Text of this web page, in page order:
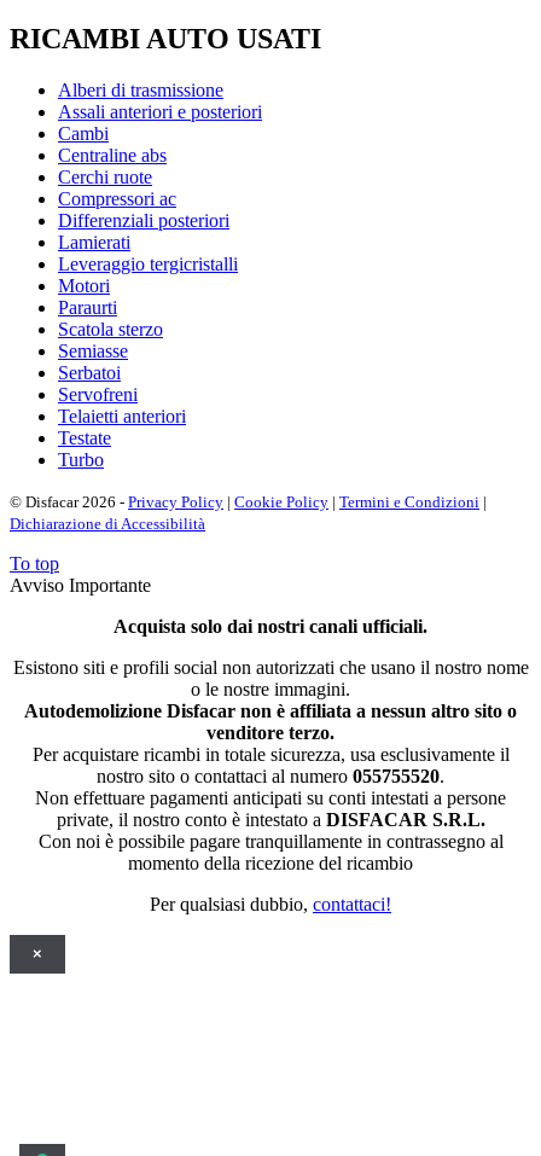
RICAMBI AUTO USATI
Alberi di trasmissione
Assali anteriori e posteriori
Cambi
Centraline abs
Cerchi ruote
Compressori ac
Differenziali posteriori
Lamierati
Leveraggio tergicristalli
Motori
Paraurti
Scatola sterzo
Semiasse
Serbatoi
Servofreni
Telaietti anteriori
Testate
Turbo
© Disfacar 2026 - Privacy Policy | Cookie Policy | Termini e Condizioni |
Dichiarazione di Accessibilità
To top
Avviso Importante
Acquista solo dai nostri canali ufficiali.
Esistono siti e profili social non autorizzati che usano il nostro nome
o le nostre immagini.
Autodemolizione Disfacar non è affiliata a nessun altro sito o
venditore terzo.
Per acquistare ricambi in totale sicurezza, usa esclusivamente il
nostro sito o contattaci al numero 055755520.
Non effettuare pagamenti anticipati su conti intestati a persone
private, il nostro conto è intestato a DISFACAR S.R.L.
Con noi è possibile pagare tranquillamente in contrassegno al
momento della ricezione del ricambio
Per qualsiasi dubbio, contattaci!
×